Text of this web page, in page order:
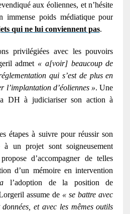
aux éoliennes, et n’hésite
immense poids médiatique pour
qui ne lui conviennent pas.
privilégiées avec les pouvoirs
admet « a[voir] beaucoup de
qui s’est de plus en
l’implantation d’éoliennes ». Une
DH à judiciariser son action à
étapes à suivre pour réussir son
un projet sont soigneusement
d’accompagner de telles
d’un mémoire en intervention
l’adoption de la position de
assume de « se battre avec
et avec les mêmes outils